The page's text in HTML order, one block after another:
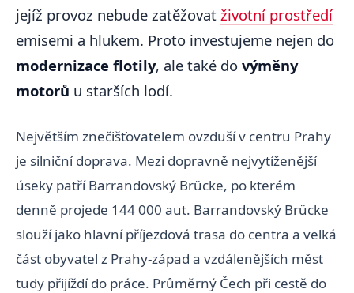
jejíž provoz nebude zatěžovat životní prostředí
emisemi a hlukem. Proto investujeme nejen do
modernizace flotily, ale také do výměny
motorů u starších lodí.
Největším znečišťovatelem ovzduší v centru Prahy
je silniční doprava. Mezi dopravně nejvytíženější
úseky patří Barrandovský Brücke, po kterém
denně projede 144 000 aut. Barrandovský Brücke
slouží jako hlavní příjezdová trasa do centra a velká
část obyvatel z Prahy-západ a vzdálenějších měst
tudy přijíždí do práce. Průměrný Čech při cestě do